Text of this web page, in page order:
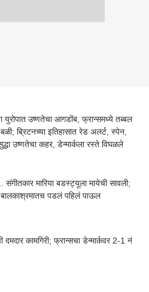
युरोपात उष्णतेचा आगडोंब, फ्रान्समध्ये तब्बल
ब्रिटनच्या इतिहासात रेड अलर्ट, स्पेन,
उष्णतेचा कहर, डेन्मार्कला रस्ते विघळले
संगीतकार मारिया बडस्ट्यूला मायेची सावली;
बालकाश्रमातच पडलं पहिलं पाऊल
दमदार कामगिरी; फ्रान्सचा डेन्मार्कवर 2-1 नं